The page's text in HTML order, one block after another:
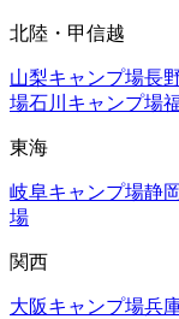
北陸・甲信越
山梨キャンプ場長
場石川 キャンプ場
東海
岐阜キャンプ場静岡
場
関西
大阪キャンプ場兵